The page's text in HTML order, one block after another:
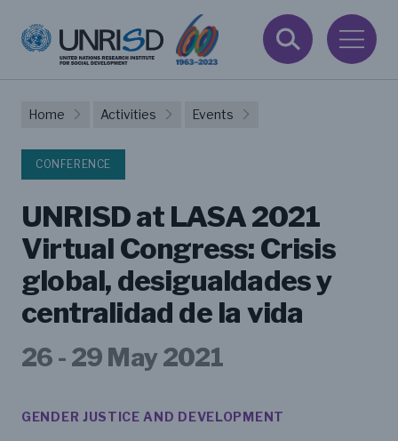
Home Activities Events
CONFERENCE
UNRISD at LASA 2021
Virtual Congress: Crisis
global, desigualdades y
centralidad de la vida
26 - 29 May 2021
GENDER JUSTICE AND DEVELOPMENT